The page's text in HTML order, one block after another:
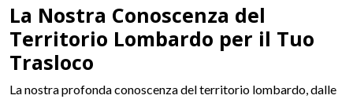
La Nostra Conoscenza del
Territorio Lombardo per il Tuo
Trasloco
La nostra profonda conoscenza del territorio lombardo, dalle